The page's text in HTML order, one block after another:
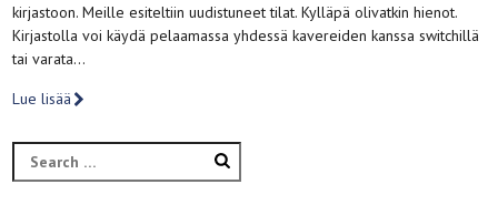
kirjastoon. Meille esiteltiin uudistuneet tilat. Kylläpä olivatkin hienot.
Kirjastolla voi käydä pelaamassa yhdessä kavereiden kanssa switchillä
tai varata…
Lue lisää
Search
for: